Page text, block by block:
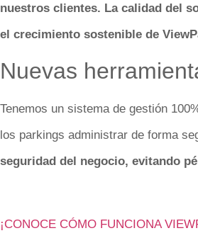
nuestros clientes. La calidad del
el crecimiento sostenible de
Nuevas
Tenemos un sistema de gestión
los parkings administrar de forma
seguridad del negocio, evitando
¡CONOCE CÓMO FUNCIONA